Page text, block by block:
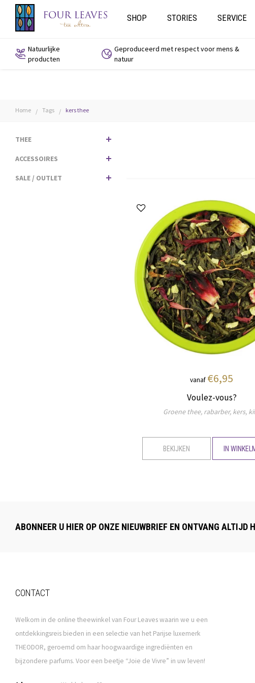
SHOP STORIES SERVICE
Natuurlijke
producten
Geproduceerd met respect voor mens &
natuur
Home / Tags / kers thee
THEE
ACCESSOIRES
SALE / OUTLET
vanaf €6,95
Voulez-vous?
Groene thee, rabarber, kers,
BEKIJKEN IN
ABONNEER U HIER OP ONZE NIEUWBRIEF EN ONTVANG ALTIJD
CONTACT
Welkom in de online theewinkel van Four Leaves waarin we u een
ontdekkingsreis bieden in een selectie van het Parijse luxemerk
THEODOR, geroemd om haar hoogwaardige ingrediënten en
bijzondere parfums. Voor een beetje “Joie de Vivre” in uw leven!